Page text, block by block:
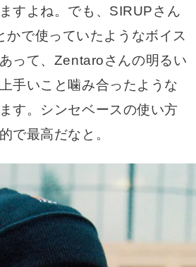
すよね。でも、SIRUPさん
で使っていたようなボイス
って、Zentaroさんの明るい
手いこと噛み合ったような
す。シンセベースの使い方
で最高だなと。